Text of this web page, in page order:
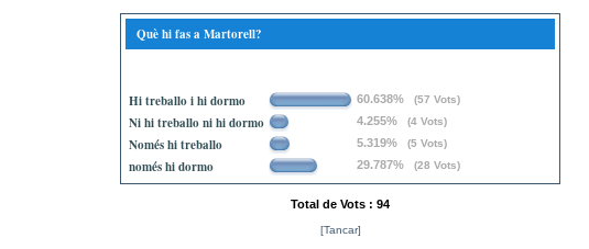
Què hi fas a Martorell?
Hi treballo i hi dormo 60.638% (57 Vots)
Ni hi treballo ni hi dormo 4.255% (4 Vots)
Només hi treballo 5.319% (5 Vots)
només hi dormo 29.787% (28 Vots)
Total de Vots : 94
[Tancar]